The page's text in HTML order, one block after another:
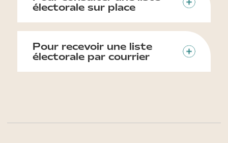
électorale sur place
Pour recevoir une liste
électorale par courrier